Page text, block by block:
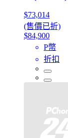
$73,014
(售價已折)
$84,900
P幣
折扣